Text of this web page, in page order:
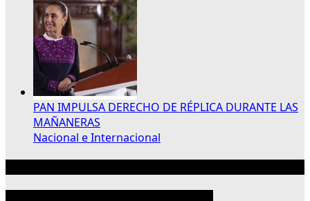
PAN IMPULSA DERECHO DE RÉPLICA DURANTE LAS
MAÑANERAS
Nacional e Internacional